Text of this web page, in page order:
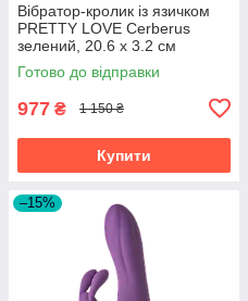
Вібратор-кролик із язичком
PRETTY LOVE Cerberus
зелений, 20.6 х 3.2 см
Готово до відправки
977 ₴ 1 150 ₴
Купити
–15%